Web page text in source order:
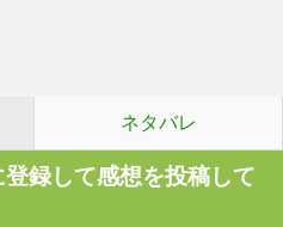
ネタバレ
録して感想を投稿して